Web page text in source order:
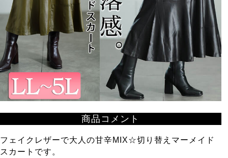
商品コメント
フェイクレザーで大人の甘辛MIX☆切り替えマーメイド
スカートです。